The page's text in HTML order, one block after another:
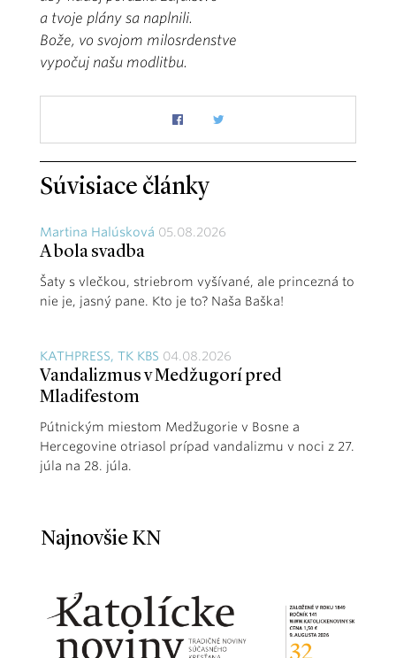
a tvoje plány sa naplnili.
Bože, vo svojom milosrdenstve
vypočuj našu modlitbu.
Súvisiace články
Martina Halúsková 05.08.2026
A bola svadba
Šaty s vlečkou, striebrom vyšívané, ale princezná to
nie je, jasný pane. Kto je to? Naša Baška!
KATHPRESS, TK KBS 04.08.2026
Vandalizmus v Medžugorí pred
Mladifestom
Pútnickým miestom Medžugorie v Bosne a
Hercegovine otriasol prípad vandalizmu v noci z 27.
júla na 28. júla.
Najnovšie KN